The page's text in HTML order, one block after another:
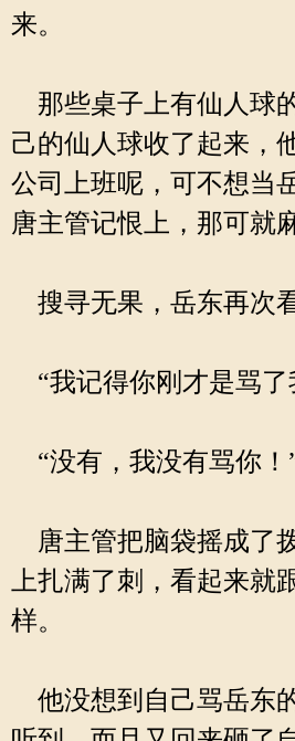
来。
那些桌子上有仙人球
己的仙人球收了起来，
公司上班呢，可不想当
唐主管记恨上，那可就
搜寻无果，岳东再次
“我记得你刚才是骂了
“没有，我没有骂你！
唐主管把脑袋摇成了
上扎满了刺，看起来就
样。
他没想到自己骂岳东